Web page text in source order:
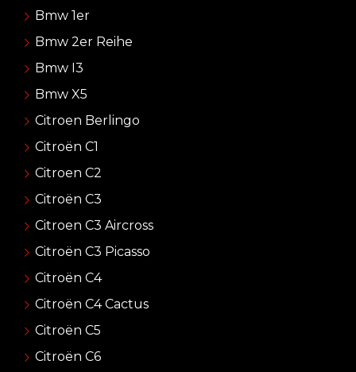
Bmw 1er
Bmw 2er Reihe
Bmw I3
Bmw X5
Citroen Berlingo
Citroën C1
Citroen C2
Citroën C3
Citroen C3 Aircross
Citroën C3 Picasso
Citroën C4
Citroën C4 Cactus
Citroën C5
Citroën C6